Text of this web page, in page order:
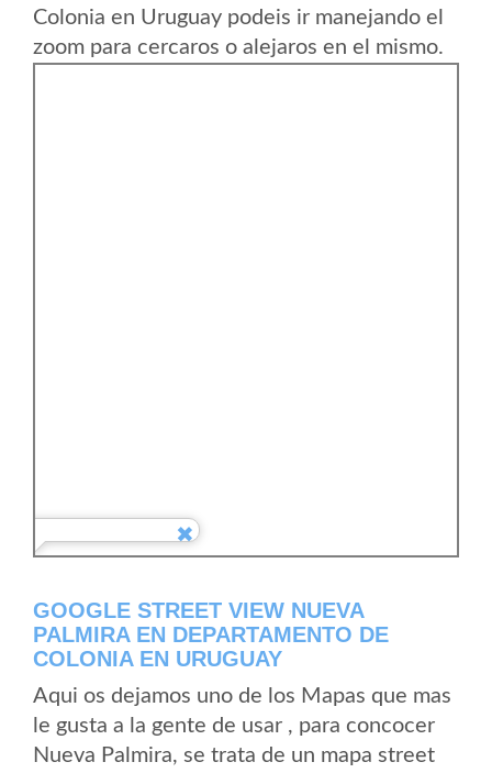
Colonia en Uruguay podeis ir manejando el
zoom para cercaros o alejaros en el mismo.
GOOGLE STREET VIEW NUEVA
PALMIRA EN DEPARTAMENTO DE
COLONIA EN URUGUAY
Aqui os dejamos uno de los Mapas que mas
le gusta a la gente de usar , para concocer
Nueva Palmira, se trata de un mapa street